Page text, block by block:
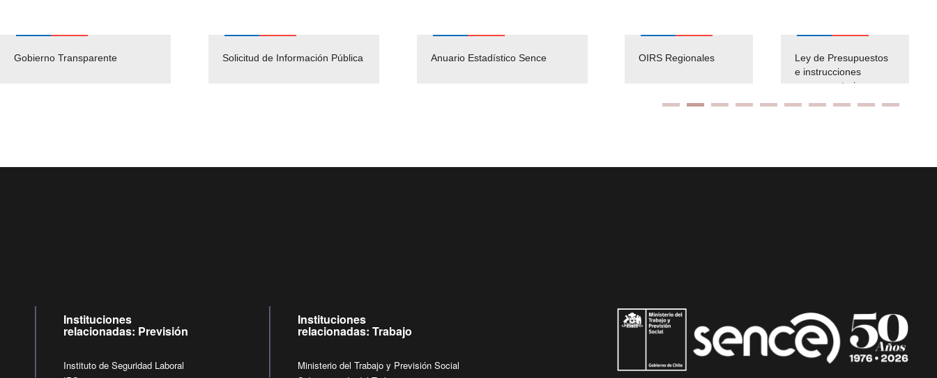
Gobierno Transparente Solicitud de Información Pública Anuario Estadístico Sence
Pago Proveedores
Empleos Públicos
Solicitud Audiencias y
OIRS Regionales
Ley de Presupuestos
e instrucciones
presuspuetarias
Instituciones
relacionadas: Previsión
Instituto de Seguridad Laboral
Instituciones
relacionadas: Trabajo
Ministerio del Trabajo y Previsión Social